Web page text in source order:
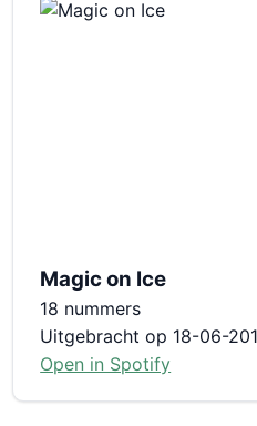
Magic on Ice
18 nummers
Uitgebracht op 18-06-
Open in Spotify